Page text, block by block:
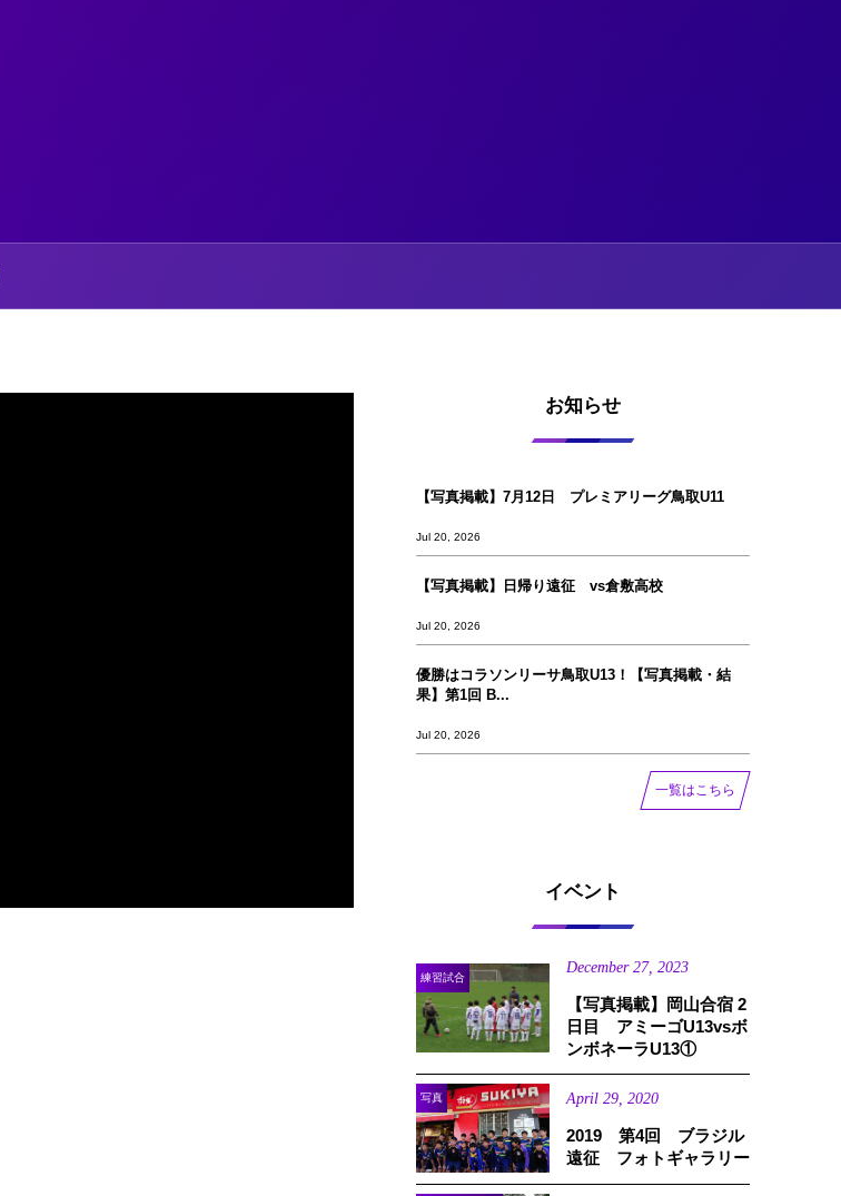
お知らせ
【写真掲載】7月12日 プレミアリーグ鳥取U11
Jul 20, 2026
【写真掲載】日帰り遠征 vs倉敷高校
Jul 20, 2026
優勝はコラソンリーサ鳥取U13！【写真掲載‪‪‪︎︎・結
果】第1回 B...
Jul 20, 2026
一覧はこちら
イベント
練習試合
December 27, 2023
【写真掲載】岡山合宿 2
日目 アミーゴU13vsボ
ンボネーラU13①
写真 April 29 2020
2019 第4回 ブラジル
遠征 フォトギャラリー